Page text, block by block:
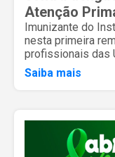
Atenção
Imunizante do
nesta primeira
profissionais das
Saiba mais